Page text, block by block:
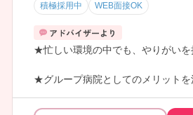
積極採用中
WEB面接OK
★忙しい環境の中でも、やりがい
★グループ病院としてのメリットを
★高給与！（夜勤手当22,000円／